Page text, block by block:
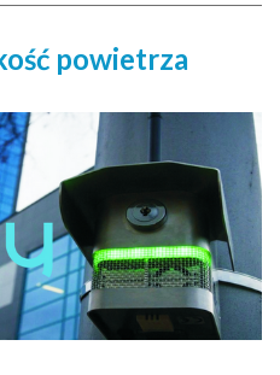
powietrza